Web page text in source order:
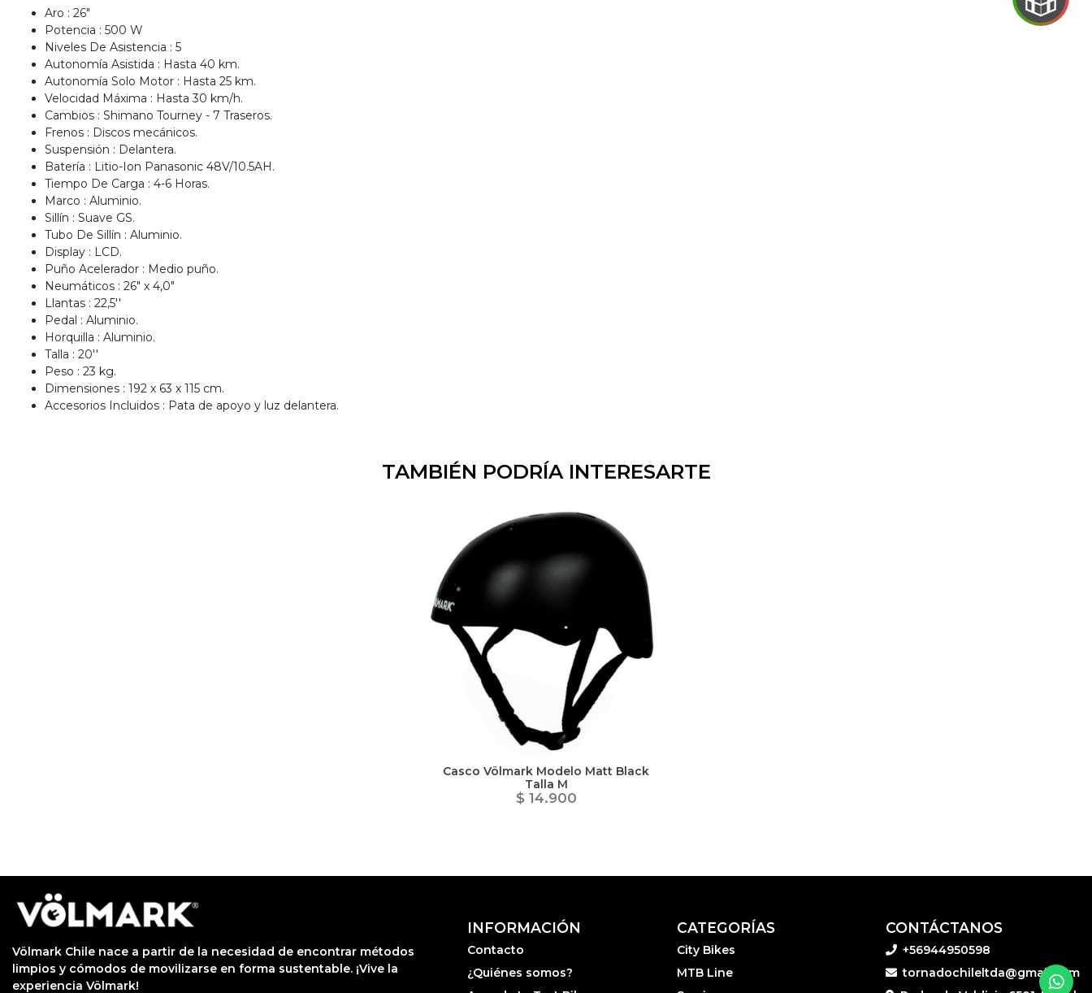
correo y
por
premios
JUGAR
Aro : 26"
Potencia : 500 W
Niveles De Asistencia : 5
Autonomía Asistida : Hasta 40 km.
Autonomía Solo Motor : Hasta 25 km.
Velocidad Máxima : Hasta 30 km/h.
Cambios : Shimano Tourney - 7 Traseros.
Frenos : Discos mecánicos.
Suspensión : Delantera.
Batería : Litio-Ion Panasonic 48V/10.5AH.
Tiempo De Carga : 4-6 Horas.
Marco : Aluminio.
Sillín : Suave GS.
Tubo De Sillín : Aluminio.
Display : LCD.
Puño Acelerador : Medio puño.
Neumáticos : 26" x 4,0"
Llantas : 22,5''
Pedal : Aluminio.
Horquilla : Aluminio.
Talla : 20''
Peso : 23 kg.
Dimensiones : 192 x 63 x 115 cm.
Accesorios Incluidos : Pata de apoyo y luz delantera.
TAMBIÉN PODRÍA INTERESARTE
Casco Völmark Modelo Matt Black
Talla M
$ 14.900
Völmark Chile nace a partir de la necesidad de encontrar métodos
limpios y cómodos de movilizarse en forma sustentable. ¡Vive la
experiencia Völmark!
INFORMACIÓN
Contacto
¿Quiénes somos?
CATEGORÍAS
City Bikes
MTB Line
CONTÁCTANOS
+56944950598
tornadochileltda@gmail.com